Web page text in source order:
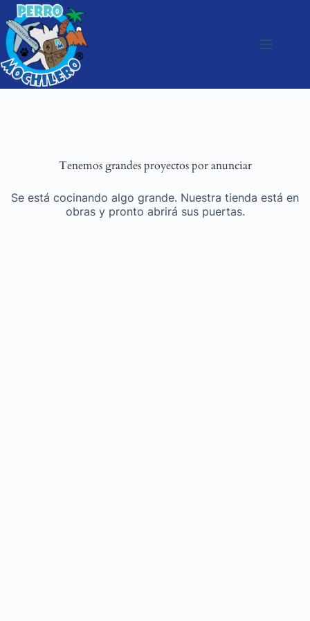
Tenemos grandes proyectos por anunciar
Se está cocinando algo grande. Nuestra tienda está en
obras y pronto abrirá sus puertas.